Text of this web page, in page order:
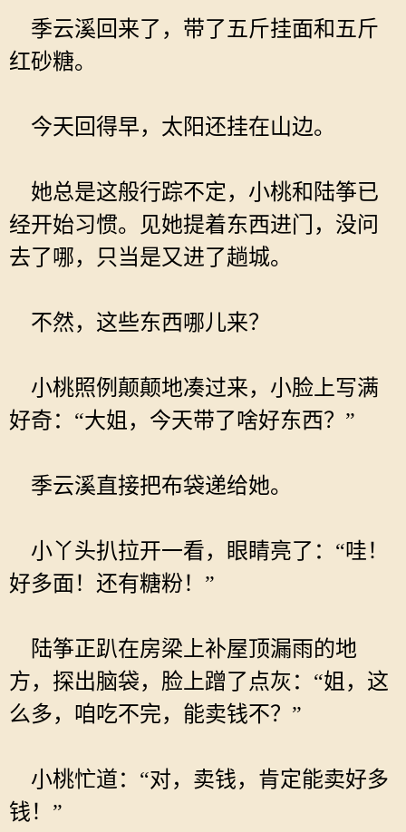
季云溪回来了，带了五斤挂面和五斤
红砂糖。
今天回得早，太阳还挂在山边。
她总是这般行踪不定，小桃和陆筝已
经开始习惯。见她提着东西进门，没问
去了哪，只当是又进了趟城。
不然，这些东西哪儿来？
小桃照例颠颠地凑过来，小脸上写满
好奇：“大姐，今天带了啥好东西？”
季云溪直接把布袋递给她。
小丫头扒拉开一看，眼睛亮了：“哇！
好多面！还有糖粉！”
陆筝正趴在房梁上补屋顶漏雨的地
方，探出脑袋，脸上蹭了点灰：“姐，这
么多，咱吃不完，能卖钱不？”
小桃忙道：“对，卖钱，肯定能卖好多
钱！”